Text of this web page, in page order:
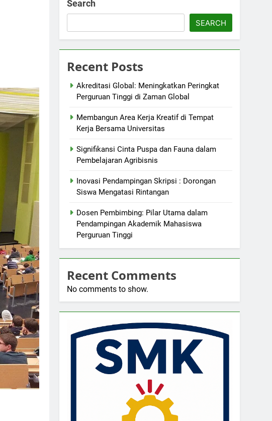
Search
SEARCH
Recent Posts
Akreditasi Global: Meningkatkan Peringkat
Perguruan Tinggi di Zaman Global
Membangun Area Kerja Kreatif di Tempat
Kerja Bersama Universitas
Signifikansi Cinta Puspa dan Fauna dalam
Pembelajaran Agribisnis
Inovasi Pendampingan Skripsi : Dorongan
Siswa Mengatasi Rintangan
Dosen Pembimbing: Pilar Utama dalam
Pendampingan Akademik Mahasiswa
Perguruan Tinggi
Recent Comments
No comments to show.